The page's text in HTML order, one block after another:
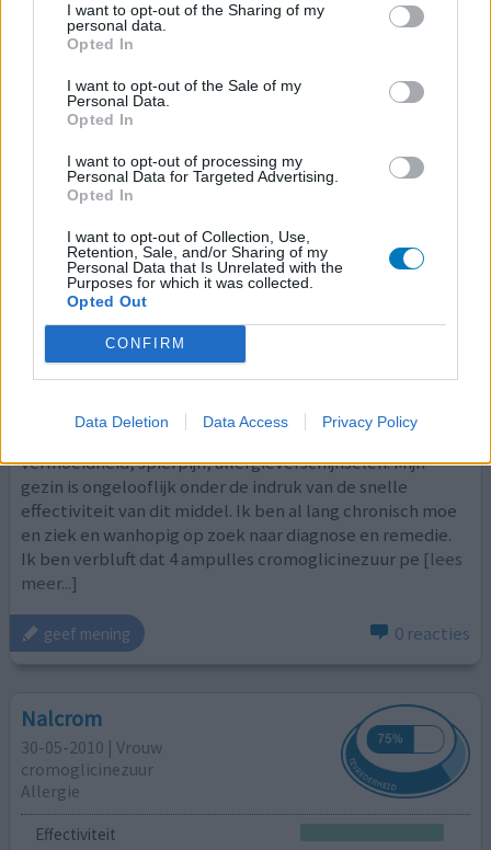
I want to opt-out of the Sharing of my
personal data.
Opted In
I want to opt-out of the Sale of my
Personal Data.
Opted In
I want to opt-out of processing my
Personal Data for Targeted Advertising.
Opted In
I want to opt-out of Collection, Use,
Retention, Sale, and/or Sharing of my
Personal Data that Is Unrelated with the
Purposes for which it was collected.
Opted Out
CONFIRM
Data Deletion Data Access Privacy Policy
migraine!) en nog steeds heel veel gewone hoofdpijn na
een half jaar gebruiken De gewrichtspijn is ook behoorlijk
hardnekkig Maar de baten wegen meer dan de kosten
wat dit betreft.
23-04-2011 | Vrouw | 41
cromoglicinezuur
Mestcelactivatie
Effectiviteit
Hoeveelheid bijwerkingen
Al meteen beterschap van flushing (rood worden) van
gezicht en buik en rug, diarree, maagpijn, darmkramp,
vermoeidheid, spierpijn, allergieverschijnselen. Mijn
gezin is ongelooflijk onder de indruk van de snelle
effectiviteit van dit middel. Ik ben al lang chronisch moe
en ziek en wanhopig op zoek naar diagnose en remedie.
Ik ben verbluft dat 4 ampulles cromoglicinezuur pe [lees
meer...]
geef mening 0 reacties
Nalcrom
30-05-2010 | Vrouw
cromoglicinezuur
Allergie
Effectiviteit